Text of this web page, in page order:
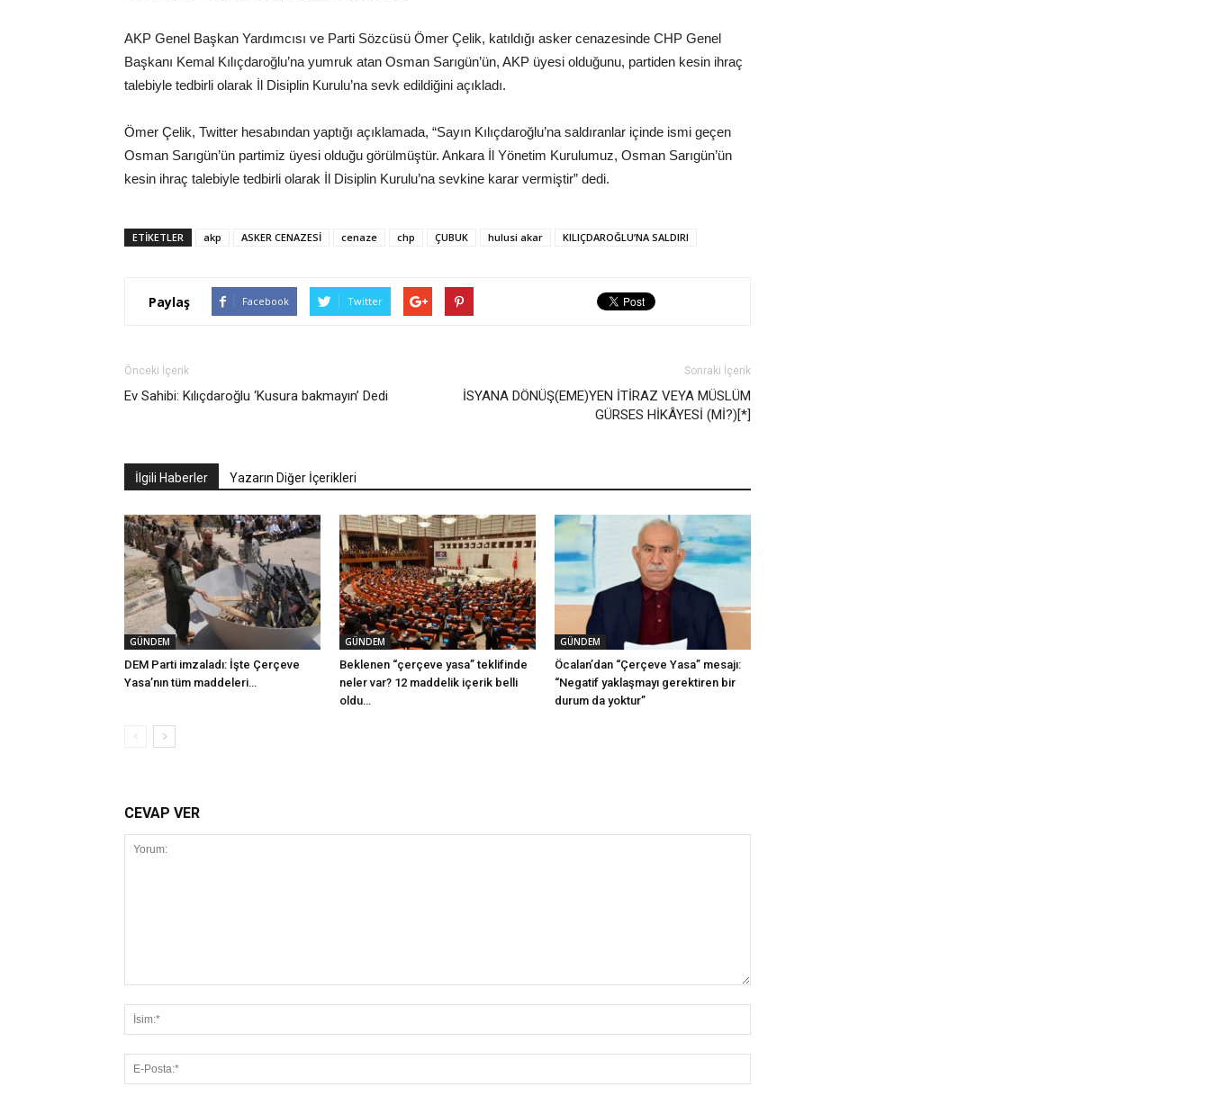
AKP Genel Başkan Yardımcısı ve Parti Sözcüsü Ömer Çelik, katıldığı asker cenazesinde CHP Genel
Başkanı Kemal Kılıçdaroğlu’na yumruk atan Osman Sarıgün’ün, AKP üyesi olduğunu, partiden kesin ihraç
talebiyle tedbirli olarak İl Disiplin Kurulu’na sevk edildiğini açıkladı.
Ömer Çelik, Twitter hesabından yaptığı açıklamada, “Sayın Kılıçdaroğlu’na saldıranlar içinde ismi geçen
Osman Sarıgün’ün partimiz üyesi olduğu görülmüştür. Ankara İl Yönetim Kurulumuz, Osman Sarıgün’ün
kesin ihraç talebiyle tedbirli olarak İl Disiplin Kurulu’na sevkine karar vermiştir” dedi.
ETIKETLER akp ASKER CENAZESİ cenaze chp ÇUBUK hulusi akar KILIÇDAROĞLU’NA SALDIRI
Paylaş Facebook Twitter
Önceki İçerik
Ev Sahibi: Kılıçdaroğlu ‘Kusura bakmayın’ Dedi
Sonraki İçerik
İSYANA DÖNÜŞ(EME)YEN İTİRAZ VEYA MÜSLÜM
GÜRSES HİKÂYESİ (Mİ?)[*]
İlgili Haberler Yazarın Diğer İçerikleri
GÜNDEM
DEM Parti imzaladı: İşte Çerçeve
Yasa’nın tüm maddeleri…
GÜNDEM
Beklenen “çerçeve yasa” teklifinde
neler var? 12 maddelik içerik belli
oldu…
GÜNDEM
Öcalan’dan “Çerçeve Yasa” mesajı:
“Negatif yaklaşmayı gerektiren bir
durum da yoktur”
CEVAP VER